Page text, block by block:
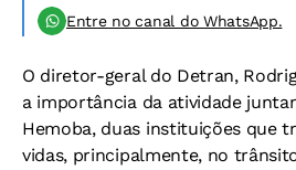
Entre no canal do WhatsApp.
O diretor-geral do Detran,
a importância da atividade
Hemoba, duas instituições que
vidas, principalmente, no